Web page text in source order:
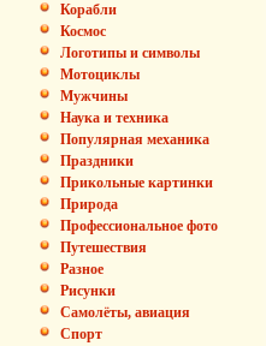
Корабли
Космос
Логотипы и символы
Мотоциклы
Мужчины
Наука и техника
Популярная механика
Праздники
Прикольные картинки
Природа
Профессиональное фото
Путешествия
Разное
Рисунки
Самолёты, авиация
Спорт